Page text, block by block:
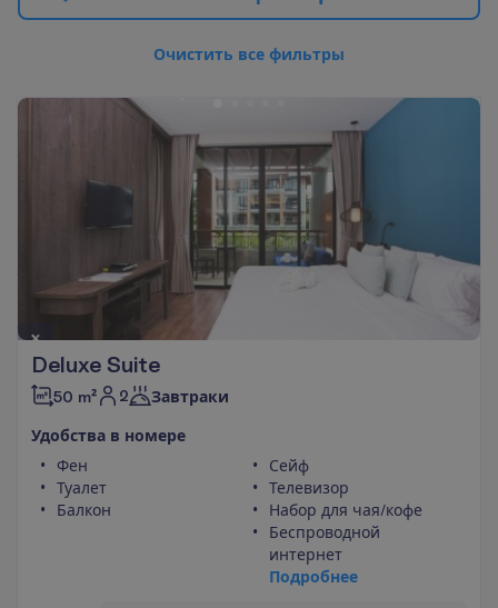
Очистить все фильтры
Deluxe Suite
50 m² 2 Завтраки
Удобства в номере
Фен
Туалет
Балкон
Сейф
Телевизор
Набор для чая/кофе
Беспроводной
интернет
Подробнее